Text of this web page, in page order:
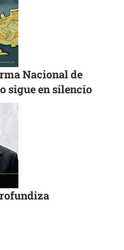
Nacional de
sigue en silencio